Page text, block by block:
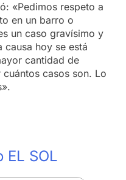
«Pedimos respeto a
en un barro o
un caso gravísimo y
causa hoy se está
cantidad de
casos son. Lo
EL SOL